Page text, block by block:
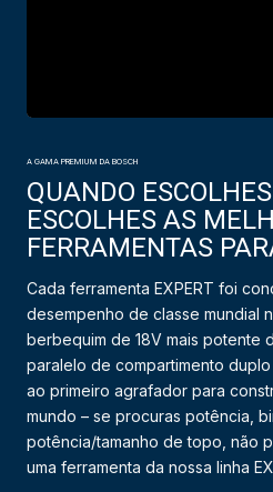
A GAMA PREMIUM DA BOSCH
QUANDO
ESCOLHES AS
FERRAMENTAS
Cada ferramenta EXPERT foi
desempenho de classe mundial
berbequim de 18V mais potente
paralelo de compartimento
ao primeiro agrafador para
mundo – se procuras potência,
potência/tamanho de topo, não
uma ferramenta da nossa linha